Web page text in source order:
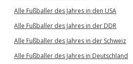
Alle Fußballer des Jahres in den USA
Alle Fußballer des Jahres in der DDR
Alle Fußballer des Jahres in der Schweiz
Alle Fußballer des Jahres in Deutschland